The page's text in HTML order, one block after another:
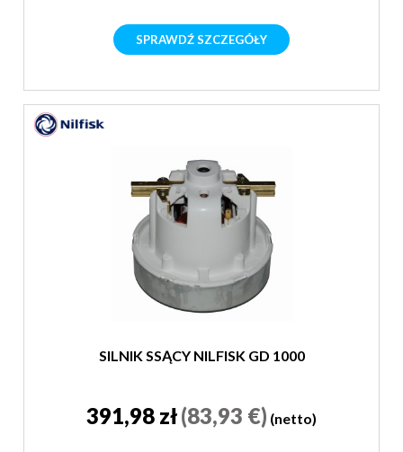
SPRAWDŹ SZCZEGÓŁY
SILNIK SSĄCY NILFISK GD 1000
391,98 zł(83,93 €) (netto)